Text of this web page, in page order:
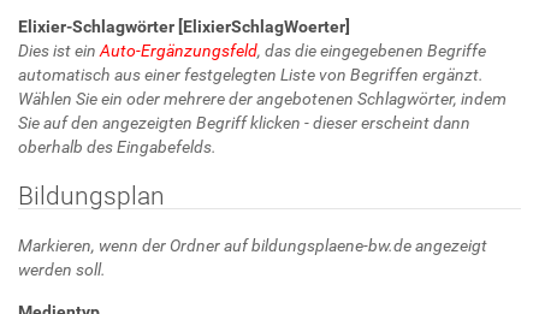
Elixier-Schlagwörter [ElixierSchlagWoerter]
Dies ist ein Auto-Ergänzungsfeld, das die eingegebenen Begriffe
automatisch aus einer festgelegten Liste von Begriffen ergänzt.
Wählen Sie ein oder mehrere der angebotenen Schlagwörter, indem
Sie auf den angezeigten Begriff klicken - dieser erscheint dann
oberhalb des Eingabefelds.
Bildungsplan
Markieren, wenn der Ordner auf bildungsplaene-bw.de angezeigt
werden soll.